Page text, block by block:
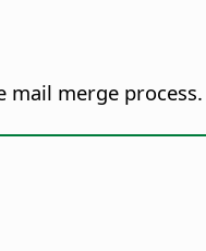
mail merge process.